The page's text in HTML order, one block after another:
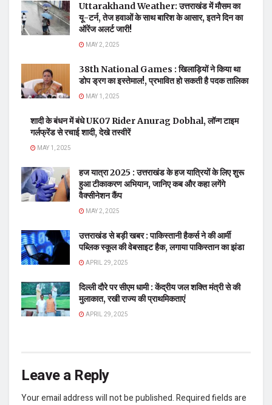
Uttarakhand Weather: उत्तराखंड में मौसम का
यू-टर्न, तेज हवाओं के साथ बारिश के आसार, इतने दिन का
ऑरेंज अलर्ट जारी!
MAY 2, 2025
38th National Games : खिलाड़ियों ने किया था
डोप ड्रग का इस्तेमाल!, प्रभावित हो सकती है पदक तालिका
MAY 1, 2025
शादी के बंधन में बंधे UK07 Rider Anurag Dobhal, लॉन्ग टाइम
गर्लफ्रेंड से रचाई शादी, देखे तस्वीरें
MAY 1, 2025
हज यात्रा 2025 : उत्तराखंड के हज यात्रियों के लिए शुरू
हुआ टीकाकरण अभियान, जानिए कब और कहा लगेंगे
वैक्सीनेशन कैंप
MAY 2, 2025
उत्तराखंड से बड़ी खबर : पाकिस्तानी हैकर्स ने की आर्मी
पब्लिक स्कूल की वेबसाइट हैक, लगाया पाकिस्तान का झंडा
APRIL 29, 2025
दिल्ली दौरे पर सीएम धामी : केंद्रीय जल शक्ति मंत्री से की
मुलाकात, रखी राज्य की प्राथमिकताएं
APRIL 29, 2025
Leave a Reply
Your email address will not be published.Required fields are